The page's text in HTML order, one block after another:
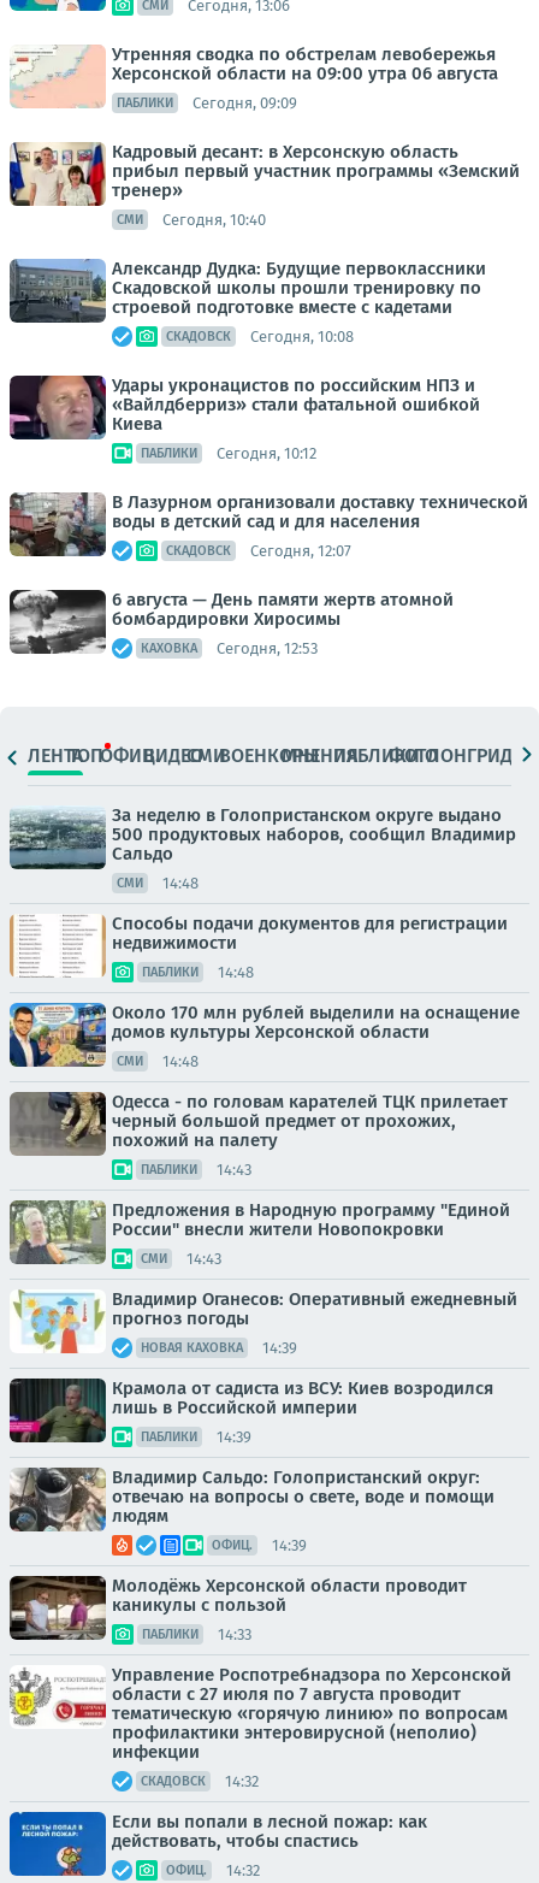
СМИ Сегодня, 13:06
Утренняя сводка по обстрелам левобережья
Херсонской области на 09:00 утра 06 августа
ПАБЛИКИ Сегодня, 09:09
Кадровый десант: в Херсонскую область
прибыл первый участник программы «Земский
тренер»
СМИ Сегодня, 10:40
Александр Дудка: Будущие первоклассники
Скадовской школы прошли тренировку по
строевой подготовке вместе с кадетами
СКАДОВСК Сегодня, 10:08
Удары укронацистов по российским НПЗ и
«Вайлдберриз» стали фатальной ошибкой
Киева
ПАБЛИКИ Сегодня, 10:12
В Лазурном организовали доставку технической
воды в детский сад и для населения
СКАДОВСК Сегодня, 12:07
6 августа — День памяти жертв атомной
бомбардировки Хиросимы
КАХОВКА Сегодня, 12:53
ЛЕНТАТОПОФИЦ.ВИДЕОСМИВОЕНКОРЫМНЕНИЯПАБЛИКИ
ФОТОЛОНГРИДЫ
За неделю в Голопристанском округе выдано
500 продуктовых наборов, сообщил Владимир
Сальдо
СМИ 14:48
Способы подачи документов для регистрации
недвижимости
ПАБЛИКИ 14:48
Около 170 млн рублей выделили на оснащение
домов культуры Херсонской области
СМИ 14:48
Одесса - по головам карателей ТЦК прилетает
черный большой предмет от прохожих,
похожий на палету
ПАБЛИКИ 14:43
Предложения в Народную программу "Единой
России" внесли жители Новопокровки
СМИ 14:43
Владимир Оганесов: Оперативный ежедневный
прогноз погоды
НОВАЯ КАХОВКА 14:39
Крамола от садиста из ВСУ: Киев возродился
лишь в Российской империи
ПАБЛИКИ 14:39
Владимир Сальдо: Голопристанский округ:
отвечаю на вопросы о свете, воде и помощи
людям
ОФИЦ. 14:39
Молодёжь Херсонской области проводит
каникулы с пользой
ПАБЛИКИ 14:33
Управление Роспотребнадзора по Херсонской
области с 27 июля по 7 августа проводит
тематическую «горячую линию» по вопросам
профилактики энтеровирусной (неполио)
инфекции
СКАДОВСК 14:32
Если вы попали в лесной пожар: как
действовать, чтобы спастись
ОФИЦ. 14:32